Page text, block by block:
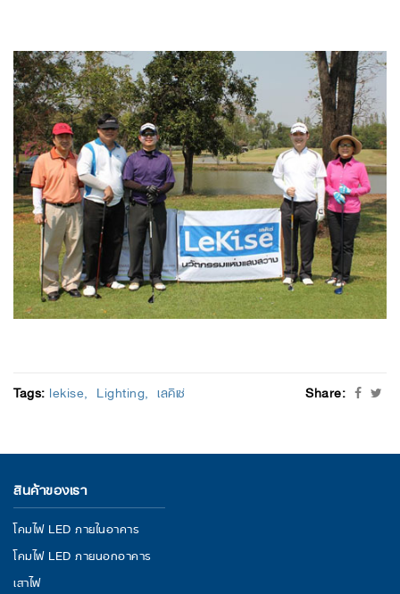
Tags: lekise Lighting เลคิเซ่ Share:
สินค้าของเรา
โคมไฟ LED ภายในอาคาร
โคมไฟ LED ภายนอกอาคาร
เสาไฟ